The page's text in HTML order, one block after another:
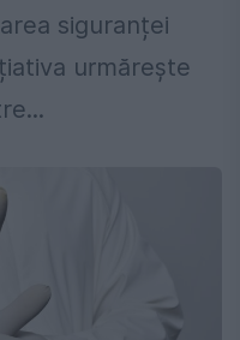
siguranței
urmărește